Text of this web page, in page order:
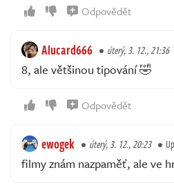
Odpovědět
Alucard666 úterý, 3. 12., 21:36
8, ale většinou tipování 🤣
Odpovědět
ewogek úterý, 3. 12., 20:23
filmy znám nazpaměť, ale ve